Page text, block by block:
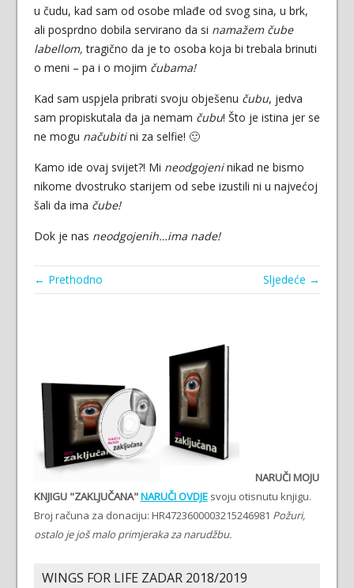
u čudu, kad sam od osobe mlađe od svog sina, u brk,
ali posprdno dobila servirano da si namažem čube
labellom,tragično da je to osoba koja bi trebala brinuti
o meni – pa i o mojim čubama!
Kad sam uspjela pribrati svoju obješenu čubu, jedva
sam propiskutala da ja nemam čubu! Što je istina jer se
ne mogu načubitini za selfie! 🙂
Kamo ide ovaj svijet?! Mi neodgojeninikad ne bismo
nikome dvostruko starijem od sebe izustili ni u najvećoj
šali da ima čube!
Dok je nas neodgojenih…ima nade!
← Prethodno Sljedeće →
NARUČI MOJU
KNJIGU "ZAKLJUČANA"NARUČI OVDJEsvoju otisnutu knjigu.
Broj računa za donaciju: HR4723600003215246981 Požuri,
ostalo je još malo primjeraka za narudžbu.
WINGS FOR LIFE ZADAR 2018/2019